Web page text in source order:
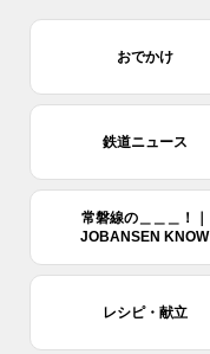
おでかけ
鉄道ニュース
常磐線の＿＿＿！｜
JOBANSEN KNOW
レシピ・献立